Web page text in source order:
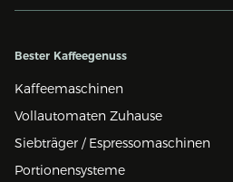
Bester Kaffeegenuss
Kaffeemaschinen
Vollautomaten Zuhause
Siebträger / Espressomaschinen
Portionensysteme